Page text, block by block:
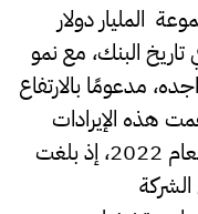
المليار دولار
لأول مرة في تاريخ البنك، مع نمو
مدعومًا بالارتفاع
هذه الإيرادات
القوية بتحقيق أداء عام قوي خلال العام 2022، إذ بلغت